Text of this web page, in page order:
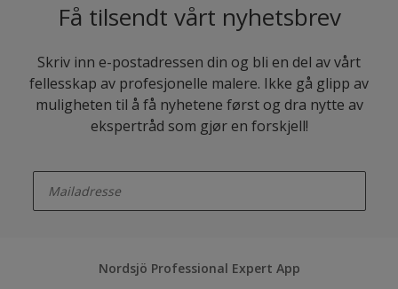
Få tilsendt vårt nyhetsbrev
Skriv inn e-postadressen din og bli en del av vårt
fellesskap av profesjonelle malere. Ikke gå glipp av
muligheten til å få nyhetene først og dra nytte av
ekspertråd som gjør en forskjell!
Nordsjö Professional Expert App